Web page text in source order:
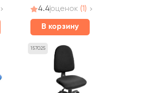
4.4оценок (1)
В корзину
157025